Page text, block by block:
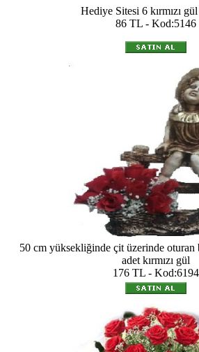
Hediye Sitesi 6 kırmızı
86 TL - Kod:5146
50 cm yüksekliğinde çit üzerinde oturan
adet kırmızı gül
176 TL - Kod:6194